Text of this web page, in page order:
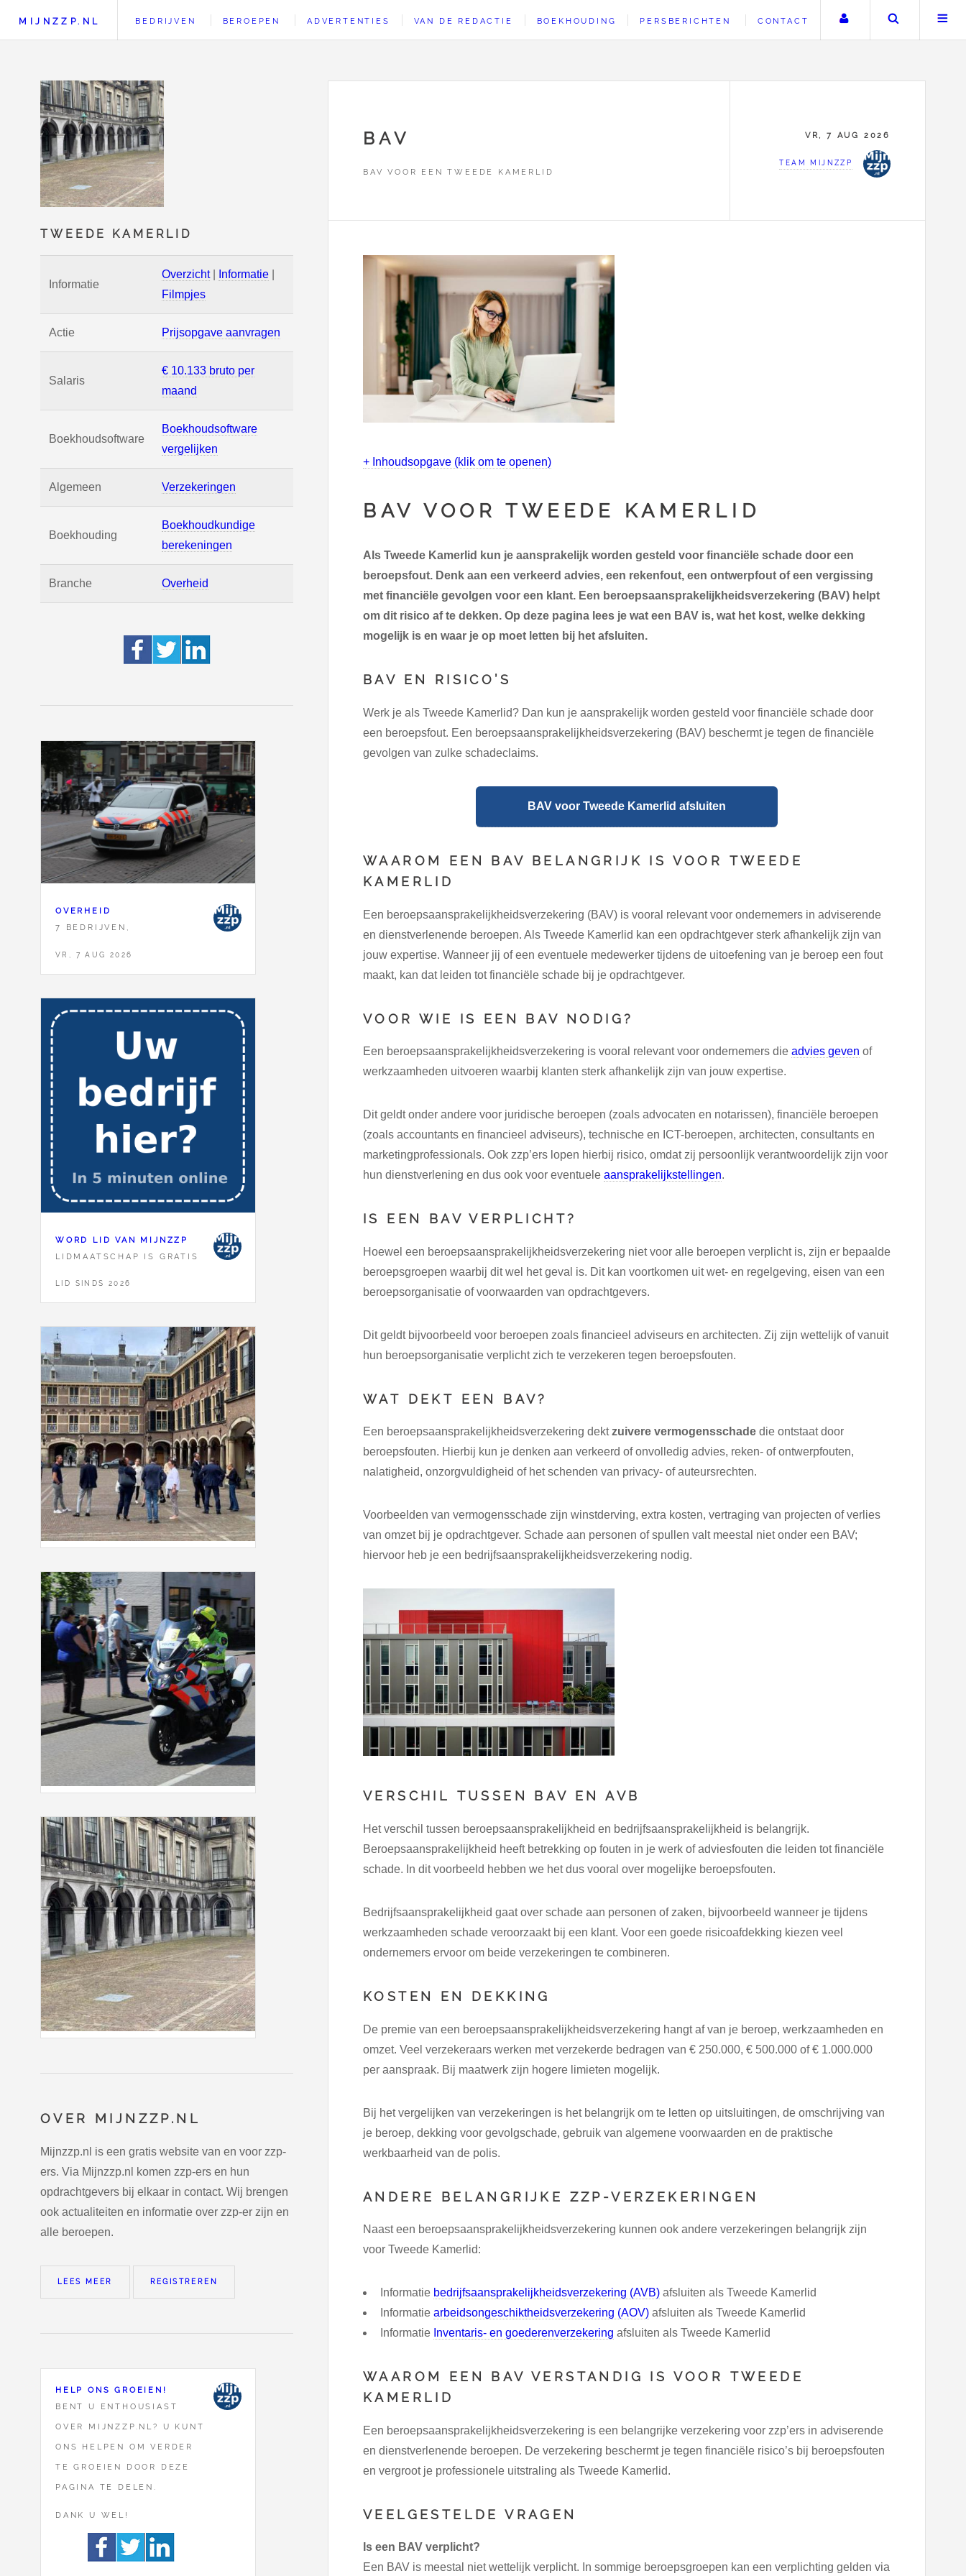
TWEEDE KAMERLID
Informatie
Overzicht| Informatie
Filmpjes
Actie Prijsopgave aanvragen
Salaris
€ 10.133 bruto per
maand
Boekhoudsoftware
Boekhoudsoftware
vergelijken
Algemeen Verzekeringen
Boekhouding
Boekhoudkundige
berekeningen
Branche Overheid
OVERHEID
7 BEDRIJVEN,
VR, 7 AUG 2026
WORD LID VAN MIJNZZP
LIDMAATSCHAP IS GRATIS
LID SINDS 2026
OVER MIJNZZP.NL
Mijnzzp.nl is een gratis website van en voor zzp-
ers. Via Mijnzzp.nl komen zzp-ers en hun
opdrachtgevers bij elkaar in contact. Wij brengen
ook actualiteiten en informatie over zzp-er zijn en
alle beroepen.
LEES MEER REGISTREREN
HELP ONS GROEIEN!
BENT U ENTHOUSIAST
OVER MIJNZZP.NL? U KUNT
ONS HELPEN OM VERDER
TE GROEIEN DOOR DEZE
PAGINA TE DELEN.
DANK U WEL!
MIJNZZP.NL BEDRIJVEN BEROEPEN ADVERTENTIES VAN DE REDACTIE BOEKHOUDING PERSBERICHTEN CONTACT Uw accountZoeken
BAV
BAV VOOR EEN TWEEDE KAMERLID
VR, 7 AUG 2026
TEAM MIJNZZP
+ Inhoudsopgave (klik om te openen)
BAV VOOR TWEEDE KAMERLID
Als Tweede Kamerlid kun je aansprakelijk worden gesteld voor financiële schade door een
beroepsfout. Denk aan een verkeerd advies, een rekenfout, een ontwerpfout of een vergissing
met financiële gevolgen voor een klant. Een beroepsaansprakelijkheidsverzekering (BAV) helpt
om dit risico af te dekken. Op deze pagina lees je wat een BAV is, wat het kost, welke dekking
mogelijk is en waar je op moet letten bij het afsluiten.
BAV EN RISICO’S
Werk je als Tweede Kamerlid? Dan kun je aansprakelijk worden gesteld voor financiële schade door
een beroepsfout. Een beroepsaansprakelijkheidsverzekering (BAV) beschermt je tegen de financiële
gevolgen van zulke schadeclaims.
BAV voor Tweede Kamerlid afsluiten
WAAROM EEN BAV BELANGRIJK IS VOOR TWEEDE
KAMERLID
Een beroepsaansprakelijkheidsverzekering (BAV) is vooral relevant voor ondernemers in adviserende
en dienstverlenende beroepen. Als Tweede Kamerlid kan een opdrachtgever sterk afhankelijk zijn van
jouw expertise. Wanneer jij of een eventuele medewerker tijdens de uitoefening van je beroep een fout
maakt, kan dat leiden tot financiële schade bij je opdrachtgever.
VOOR WIE IS EEN BAV NODIG?
Een beroepsaansprakelijkheidsverzekering is vooral relevant voor ondernemers die advies geven of
werkzaamheden uitvoeren waarbij klanten sterk afhankelijk zijn van jouw expertise.
Dit geldt onder andere voor juridische beroepen (zoals advocaten en notarissen), financiële beroepen
(zoals accountants en financieel adviseurs), technische en ICT-beroepen, architecten, consultants en
marketingprofessionals. Ook zzp’ers lopen hierbij risico, omdat zij persoonlijk verantwoordelijk zijn voor
hun dienstverlening en dus ook voor eventuele aansprakelijkstellingen.
IS EEN BAV VERPLICHT?
Hoewel een beroepsaansprakelijkheidsverzekering niet voor alle beroepen verplicht is, zijn er bepaalde
beroepsgroepen waarbij dit wel het geval is. Dit kan voortkomen uit wet- en regelgeving, eisen van een
beroepsorganisatie of voorwaarden van opdrachtgevers.
Dit geldt bijvoorbeeld voor beroepen zoals financieel adviseurs en architecten. Zij zijn wettelijk of vanuit
hun beroepsorganisatie verplicht zich te verzekeren tegen beroepsfouten.
WAT DEKT EEN BAV?
Een beroepsaansprakelijkheidsverzekering dektzuivere vermogensschade die ontstaat door
beroepsfouten. Hierbij kun je denken aan verkeerd of onvolledig advies, reken- of ontwerpfouten,
nalatigheid, onzorgvuldigheid of het schenden van privacy- of auteursrechten.
Voorbeelden van vermogensschade zijn winstderving, extra kosten, vertraging van projecten of verlies
van omzet bij je opdrachtgever. Schade aan personen of spullen valt meestal niet onder een BAV;
hiervoor heb je een bedrijfsaansprakelijkheidsverzekering nodig.
VERSCHIL TUSSEN BAV EN AVB
Het verschil tussen beroepsaansprakelijkheid en bedrijfsaansprakelijkheid is belangrijk.
Beroepsaansprakelijkheid heeft betrekking op fouten in je werk of adviesfouten die leiden tot financiële
schade. In dit voorbeeld hebben we het dus vooral over mogelijke beroepsfouten.
Bedrijfsaansprakelijkheid gaat over schade aan personen of zaken, bijvoorbeeld wanneer je tijdens
werkzaamheden schade veroorzaakt bij een klant. Voor een goede risicoafdekking kiezen veel
ondernemers ervoor om beide verzekeringen te combineren.
KOSTEN EN DEKKING
De premie van een beroepsaansprakelijkheidsverzekering hangt af van je beroep, werkzaamheden en
omzet. Veel verzekeraars werken met verzekerde bedragen van € 250.000, € 500.000 of € 1.000.000
per aanspraak. Bij maatwerk zijn hogere limieten mogelijk.
Bij het vergelijken van verzekeringen is het belangrijk om te letten op uitsluitingen, de omschrijving van
je beroep, dekking voor gevolgschade, gebruik van algemene voorwaarden en de praktische
werkbaarheid van de polis.
ANDERE BELANGRIJKE ZZP-VERZEKERINGEN
Naast een beroepsaansprakelijkheidsverzekering kunnen ook andere verzekeringen belangrijk zijn
voor Tweede Kamerlid:
Informatie bedrijfsaansprakelijkheidsverzekering (AVB) afsluiten als Tweede Kamerlid
Informatie arbeidsongeschiktheidsverzekering (AOV) afsluiten als Tweede Kamerlid
Informatie Inventaris- en goederenverzekering afsluiten als Tweede Kamerlid
WAAROM EEN BAV VERSTANDIG IS VOOR TWEEDE
KAMERLID
Een beroepsaansprakelijkheidsverzekering is een belangrijke verzekering voor zzp’ers in adviserende
en dienstverlenende beroepen. De verzekering beschermt je tegen financiële risico’s bij beroepsfouten
en vergroot je professionele uitstraling als Tweede Kamerlid.
VEELGESTELDE VRAGEN
Is een BAV verplicht?
Een BAV is meestal niet wettelijk verplicht. In sommige beroepsgroepen kan een verplichting gelden via